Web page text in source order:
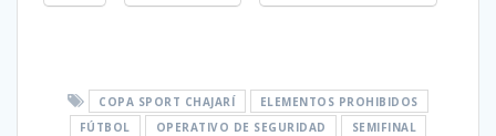
COPA SPORT CHAJARÍ
ELEMENTOS PROHIBIDOS
FÚTBOL
OPERATIVO DE SEGURIDAD SEMIFINAL